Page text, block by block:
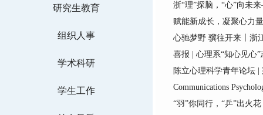
研究生教育
组织人事
学术科研
学生工作
浙“理”探脑，“心”向未
赋能新成长，凝聚心力
心驰梦野 骥往开来丨浙
喜报 | 心理系“知心见心
陈立心理科学青年论坛
Communications
“羽”你同行，“乒”出火